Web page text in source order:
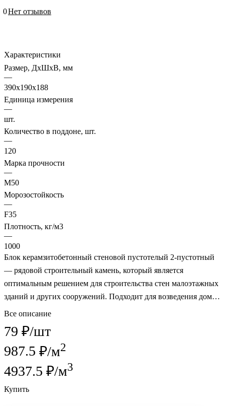
0Нет отзывов
Характеристики
Размер, ДхШхВ, мм
—
390х190х188
Единица измерения
—
шт.
Количество в поддоне, шт.
—
120
Марка прочности
—
M50
Морозостойкость
—
F35
Плотность, кг/м3
—
1000
Блок керамзитобетонный стеновой пустотелый 2-пустотный
— рядовой строительный камень, который является
оптимальным решением для строительства стен малоэтажных
зданий и других сооружений. Подходит для возведения домов
сезонного и постоянного проживания. Обладает низкой
морозостойкостью.
Все описание
79 ₽/шт
987.5 ₽/м2
4937.5 ₽/м3
Купить